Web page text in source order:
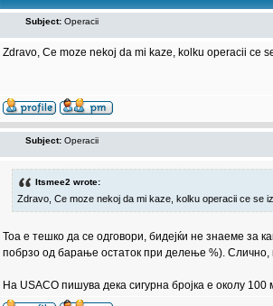
Subject: Operacii
Zdravo, Ce moze nekoj da mi kaze, kolku operacii ce
Subject: Operacii
Itsmee2 wrote:
Zdravo, Ce moze nekoj da mi kaze, kolku operacii ce se
Тоа е тешко да се одговори, бидејќи не знаеме за
побрзо од барање остаток при делење %). Слично,
На USACO пишува дека сигурна бројка е околу